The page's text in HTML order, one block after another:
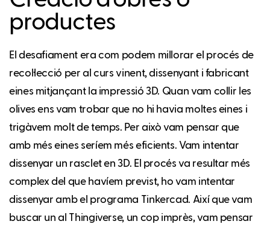
productes
El desafiament era com podem millorar el procés de
recol·lecció per al curs vinent, dissenyant i fabricant
eines mitjançant la impressió 3D. Quan vam collir les
olives ens vam trobar que no hi havia moltes eines i
trigàvem molt de temps. Per això vam pensar que
amb més eines seríem més eficients. Vam intentar
dissenyar un rasclet en 3D. El procés va resultar més
complex del que havíem previst, ho vam intentar
dissenyar amb el programa Tinkercad. Així que vam
buscar un al Thingiverse, un cop imprès, vam pensar